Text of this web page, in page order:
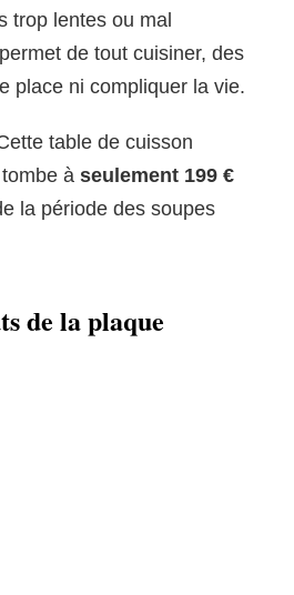
trop lentes ou mal
de tout cuisiner, des
place ni compliquer la vie.
table de cuisson
à seulement 199 €
la période des soupes
de la plaque